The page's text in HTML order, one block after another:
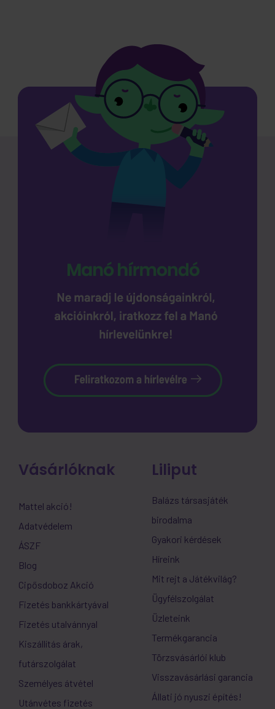
Vásárlóknak
Mattel akció!
Adatvédelem
ÁSZF
Blog
Cipősdoboz Akció
Fizetés bankkártyával
Fizetés utalvánnyal
Kiszállítás árak,
futárszolgálat
Személyes átvétel
Utánvétes fizetés
Liliput
Balázs társasjáték
birodalma
Gyakori kérdések
Híreink
Mit rejt a Játékvilág?
Ügyfélszolgálat
Üzleteink
Termékgarancia
Törzsvásárlói klub
Visszavásárlási garancia
Állati jó nyuszi építés!